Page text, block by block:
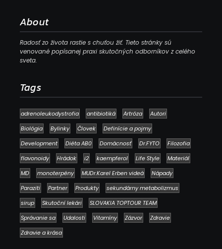
About
Radosť zo života rastie s chuťou žiť. Tieto stránky sú
venované popísanej praxi skutočných odborníkov z celého
sveta.
Tags
adrenoleukodystrofia antibiotiká Artróza
Autori
Biológia
Bylinky Človek
Definície a pojmy
Development
Diéta AB0 Domácnosť Dr.FYTO
Filozofia
flavonoidy
Hrádok i2 kaempferol Life Style
Materiál
MD
monoterpény MUDr.Karel Erben videá
Nápady
Paraziti
Partner Produkty
sekundárny metabolizmus
sirup
Skutoční lekári
SLOVAKIA TOPTOUR TEAM
Správanie sa
Udalosti Vitamíny Zázvor
Zdravie
Zdravie a krása